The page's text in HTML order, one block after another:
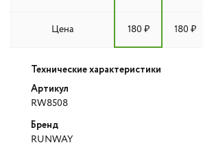
Цена 180 ₽ 180 ₽
Технические характеристики
Артикул
RW8508
Бренд
RUNWAY